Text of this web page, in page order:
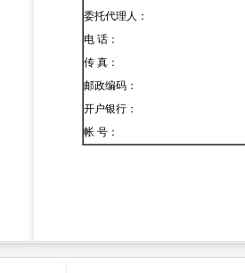
委托代理人：
电 话：
传 真：
邮政编码：
开户银行：
帐 号：